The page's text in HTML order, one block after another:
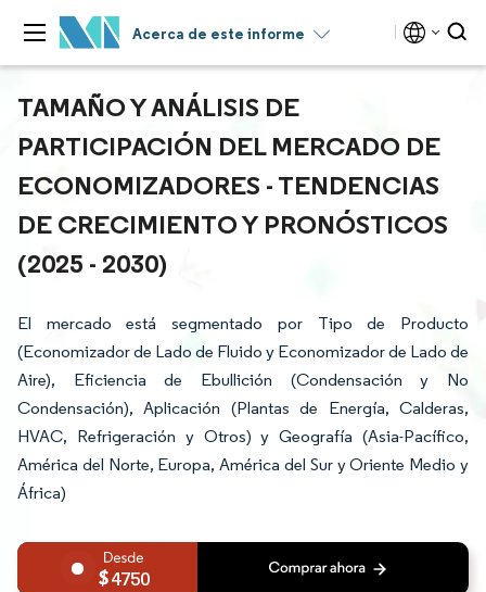
Acerca de este informe
TAMAÑO Y ANÁLISIS DE
PARTICIPACIÓN DEL MERCADO DE
ECONOMIZADORES - TENDENCIAS
DE CRECIMIENTO Y PRONÓSTICOS
(2025 - 2030)
El mercado está segmentado por Tipo de Producto
(Economizador de Lado de Fluido y Economizador de Lado de
Aire), Eficiencia de Ebullición (Condensación y No
Condensación), Aplicación (Plantas de Energía, Calderas,
HVAC, Refrigeración y Otros) y Geografía (Asia-Pacífico,
América del Norte, Europa, América del Sur y Oriente Medio y
África)
4750